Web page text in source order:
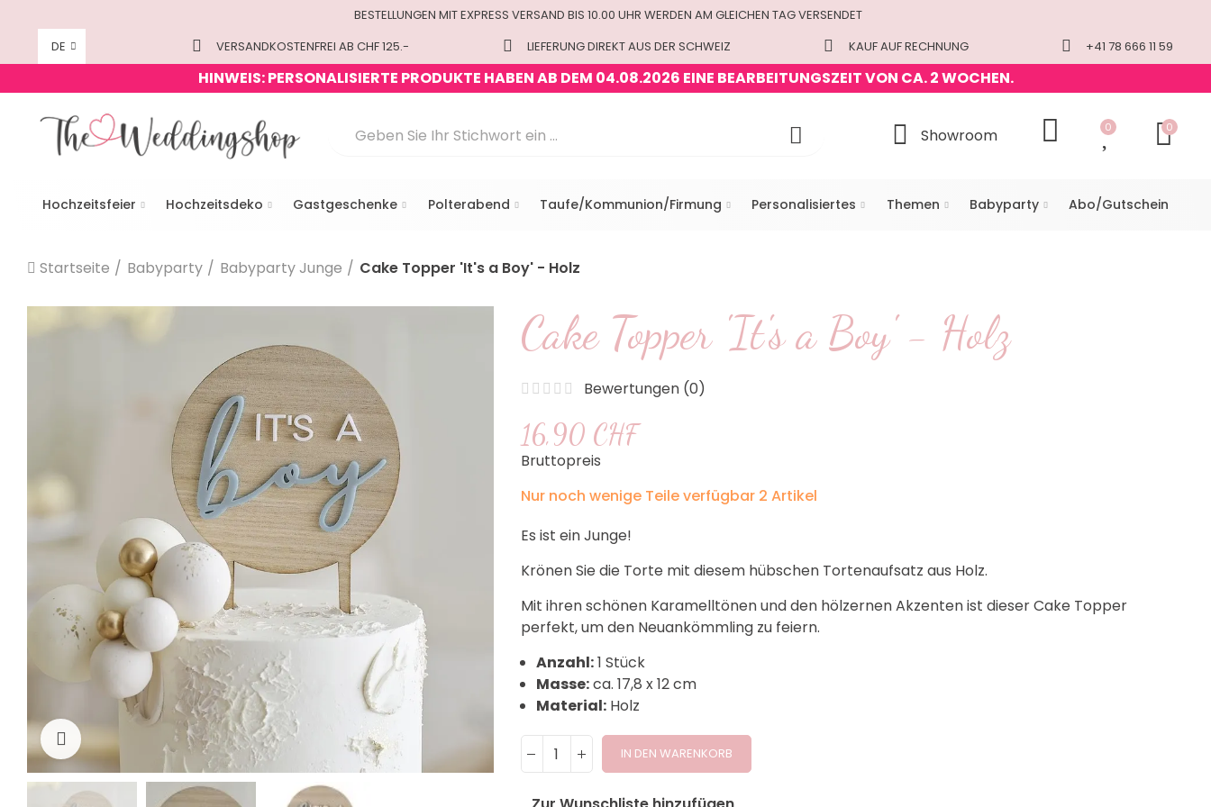
BESTELLUNGEN MIT EXPRESS VERSAND BIS 10.00 UHR WERDEN AM GLEICHEN TAG VERSENDET
DE
VERSANDKOSTENFREI AB CHF 125.- LIEFERUNG DIREKT AUS DER SCHWEIZ KAUF AUF RECHNUNG +41 78 666 11 59
HINWEIS: PERSONALISIERTE PRODUKTE HABEN AB DEM 04.08.2026 EINE BEARBEITUNGSZEIT VON CA. 2 WOCHEN.
Showroom 0 0
Hochzeitsfeier Hochzeitsdeko Gastgeschenke Polterabend Taufe/Kommunion/Firmung Personalisiertes Themen Babyparty Abo/Gutschein
Startseite Babyparty Babyparty Junge Cake Topper 'It's a Boy' - Holz
klicken um zu vergrößern
Cake Topper 'It's a Boy' - Holz
Bewertungen (0)
16,90 CHF
Bruttopreis
Nur noch wenige Teile verfügbar 2 Artikel
Es ist ein Junge!
Krönen Sie die Torte mit diesem hübschen Tortenaufsatz aus Holz.
Mit ihren schönen Karamelltönen und den hölzernen Akzenten ist dieser Cake Topper
perfekt, um den Neuankömmling zu feiern.
Anzahl:1 Stück
Masse:ca. 17,8 x 12 cm
Material:Holz
IN DEN WARENKORB